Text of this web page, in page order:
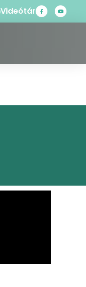
Videótár